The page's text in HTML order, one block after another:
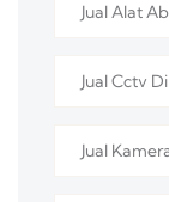
Jual Alat
Jual Cctv
Jual